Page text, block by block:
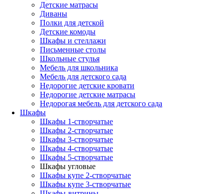
Детские матрасы
Диваны
Полки для детской
Детские комоды
Шкафы и стеллажи
Письменные столы
Школьные стулья
Мебель для школьника
Мебель для детского сада
Недорогие детские кровати
Недорогие детские матрасы
Недорогая мебель для детского сада
Шкафы
Шкафы 1-створчатые
Шкафы 2-створчатые
Шкафы 3-створчатые
Шкафы 4-створчатые
Шкафы 5-створчатые
Шкафы угловые
Шкафы купе 2-створчатые
Шкафы купе 3-створчатые